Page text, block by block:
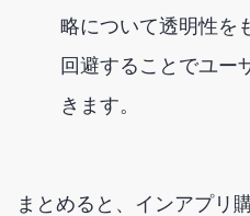
略について透明性を
回避することでユー
きます。
まとめると、インアプリ